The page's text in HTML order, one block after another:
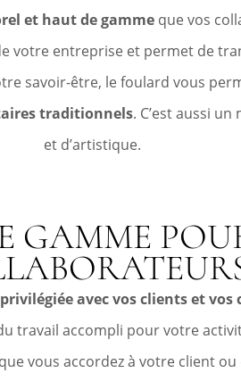
et haut de gammeque vos
votre entreprise et permet de
savoir-être, le foulard vous
traditionnels. C’est aussi
et d’artistique.
avec vos clients et vos
travail accompli pour votre
vous accordez à votre client